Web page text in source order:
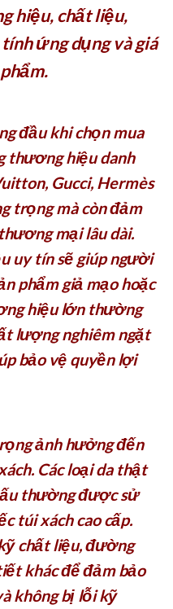
hiệu, chất liệu,
ứng dụng và giá
đầu khi chọn mua
thương hiệu danh
Gucci, Hermès
trọng mà còn đảm
mại lâu dài.
uy tín sẽ giúp người
phẩm giả mạo hoặc
hiệu lớn thường
lượng nghiêm ngặt
bảo vệ quyền lợi
ảnh hưởng đến
Các loại da thật
thường được sử
túi xách cao cấp.
chất liệu, đường
khác để đảm bảo
không bị lỗi kỹ